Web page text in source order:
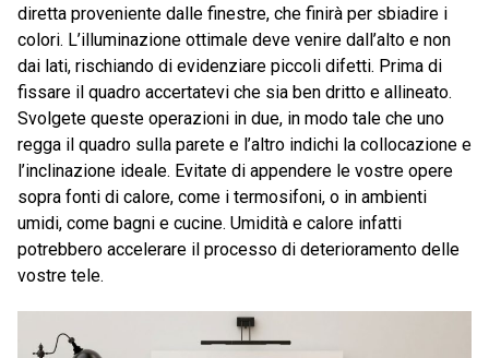
diretta proveniente dalle finestre, che finirà per sbiadire i
colori. L’illuminazione ottimale deve venire dall’alto e non
dai lati, rischiando di evidenziare piccoli difetti. Prima di
fissare il quadro accertatevi che sia ben dritto e allineato.
Svolgete queste operazioni in due, in modo tale che uno
regga il quadro sulla parete e l’altro indichi la collocazione e
l’inclinazione ideale. Evitate di appendere le vostre opere
sopra fonti di calore, come i termosifoni, o in ambienti
umidi, come bagni e cucine. Umidità e calore infatti
potrebbero accelerare il processo di deterioramento delle
vostre tele.